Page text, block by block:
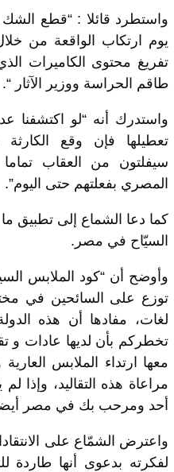
واستطرد قائلا : “قطع الشك
يوم ارتكاب الواقعة من
تفريغ محتوى الكاميرات
طاقم الحراسة ووزير الآثار “.
واستدرك أنه “لو اكتشفنا
تعطيلها فإن وقع
سيفلتون من العقاب
المصري بفعلتهم حتى اليوم”.
كما دعا الشماع إلى تطبيق
السيّاح في مصر.
وأوضح أن “كود الملابس
توزع على السائحين في
لغات، مفادها أن هذه
تخطركم بأن لديها عادات و
معها ارتداء الملابس
مراعاة هذه التقاليد،
أحد ومرحب بك في مصر
واعترض الشمّاع على
لفكرته بدعوى أنها طاردة